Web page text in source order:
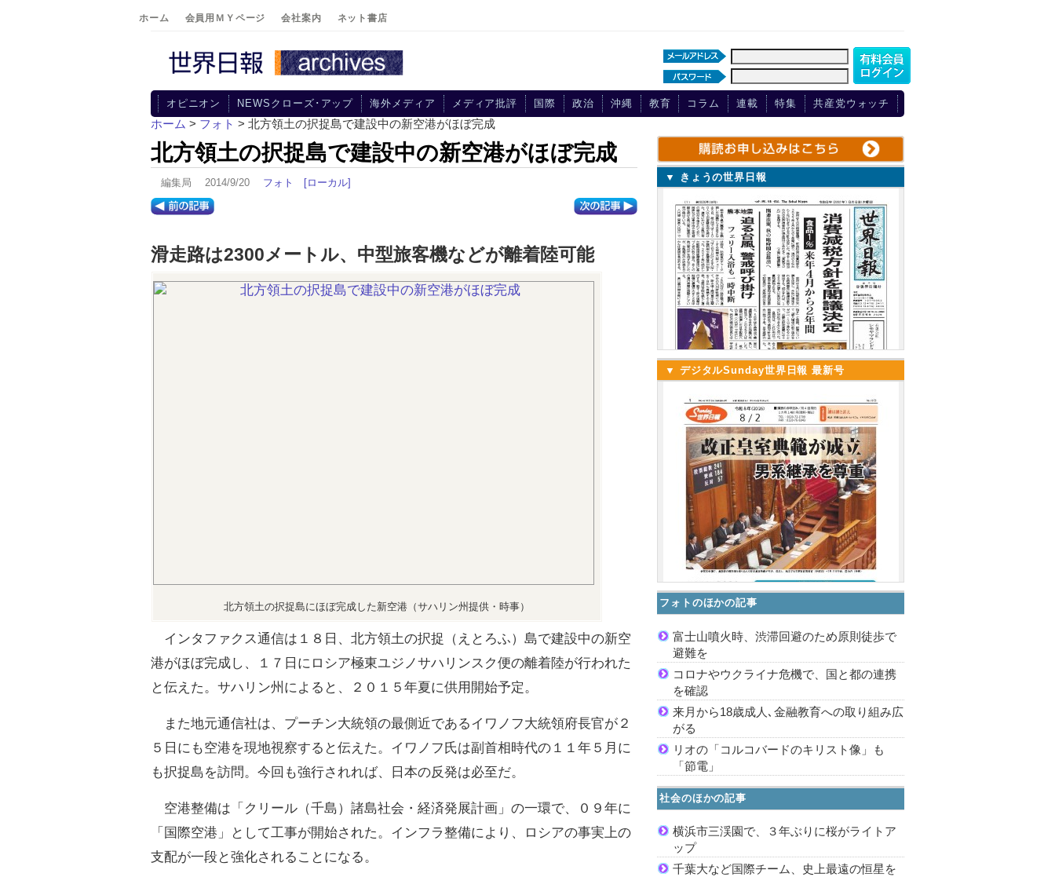
ホーム 会員用ＭＹページ 会社案内 ネット書店
オピニオン NEWSクローズ･アップ 海外メディア メディア批評 国際 政治 沖縄 教育 コラム 連載 特集 共産党ウォッチ
ホーム > フォト > 北方領土の択捉島で建設中の新空港がほぼ完成
北方領土の択捉島で建設中の新空港がほぼ完成
編集局 2014/9/20 フォト [ローカル]
滑走路は2300メートル、中型旅客機などが離着陸可能
北方領土の択捉島にほぼ完成した新空港（サハリン州提供・時事）
インタファクス通信は１８日、北方領土の択捉（えとろふ）島で建設中の新空
港がほぼ完成し、１７日にロシア極東ユジノサハリンスク便の離着陸が行われた
と伝えた。サハリン州によると、２０１５年夏に供用開始予定。
また地元通信社は、プーチン大統領の最側近であるイワノフ大統領府長官が２
５日にも空港を現地視察すると伝えた。イワノフ氏は副首相時代の１１年５月に
も択捉島を訪問。今回も強行されれば、日本の反発は必至だ。
空港整備は「クリール（千島）諸島社会・経済発展計画」の一環で、０９年に
「国際空港」として工事が開始された。インフラ整備により、ロシアの事実上の
支配が一段と強化されることになる。
▼ きょうの世界日報
▼ デジタルSunday世界日報 最新号
フォトのほかの記事
富士山噴火時、渋滞回避のため原則徒歩で
避難を
コロナやウクライナ危機で、国と都の連携
を確認
来月から18歳成人､金融教育への取り組み広
がる
リオの「コルコバードのキリスト像」も
「節電」
社会のほかの記事
横浜市三渓園で、３年ぶりに桜がライトア
ップ
千葉大など国際チーム、史上最遠の恒星を